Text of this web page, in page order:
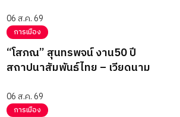
06 ส.ค. 69
การเมือง
“โสภณ” สุนทรพจน์ งาน50 ปี
สถาปนาสัมพันธ์ไทย – เวียดนาม
06 ส.ค. 69
การเมือง